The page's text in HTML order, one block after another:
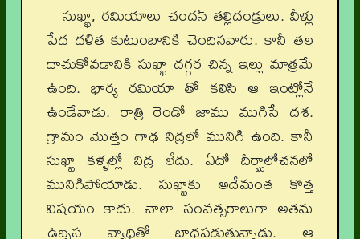
సుఖ్ఖా, రమియాలు చందన్ తల్లిదండ్రులు. వీళ్లు
పేద దళిత కుటుంబానికి చెందినవారు. కానీ తల
దాచుకోవడానికి సుఖ్ఖా దగ్గర చిన్న ఇల్లు మాత్రమే
ఉంది. భార్య రమియా తో కలిసి ఆ ఇంట్లోనే
ఉండేవాడు. రాత్రి రెండో జాము ముగిసే దశ.
గ్రామం మొత్తం గాఢ నిద్రలో మునిగి ఉంది. కానీ
సుఖ్ఖా కళ్ళల్లో నిద్ర లేదు. ఏదో దీర్ఘాలోచనలో
మునిగిపోయాడు. సుఖ్ఖాకు అదేమంత కొత్త
విషయం కాదు. చాలా సంవత్సరాలుగా అతను
ఉబ్బస వ్యాధితో బాధపడుతున్నాడు. ఆ